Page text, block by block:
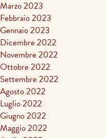
Marzo 2023
Febbraio 2023
Gennaio 2023
Dicembre 2022
Novembre 2022
Ottobre 2022
Settembre 2022
Agosto 2022
Luglio 2022
Giugno 2022
Maggio 2022